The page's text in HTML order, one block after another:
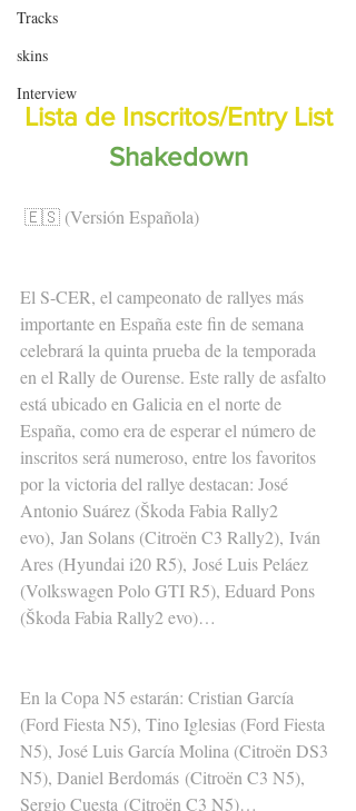
Tracks
skins
Interview
Lista de Inscritos/Entry List
Shakedown
🇪🇸 (Versión Española)
El S-CER, el campeonato de rallyes más
importante en España este fin de semana
celebrará la quinta prueba de la temporada
en el Rally de Ourense. Este rally de asfalto
está ubicado en Galicia en el norte de
España, como era de esperar el número de
inscritos será numeroso, entre los favoritos
por la victoria del rallye destacan: José
Antonio Suárez (Škoda Fabia Rally2
evo), Jan Solans (Citroën C3 Rally2), Iván
Ares (Hyundai i20 R5), José Luis Peláez
(Volkswagen Polo GTI R5), Eduard Pons
(Škoda Fabia Rally2 evo)…
En la Copa N5 estarán: Cristian García
(Ford Fiesta N5), Tino Iglesias (Ford Fiesta
N5), José Luis García Molina (Citroën DS3
N5), Daniel Berdomás (Citroën C3 N5),
Sergio Cuesta (Citroën C3 N5)…